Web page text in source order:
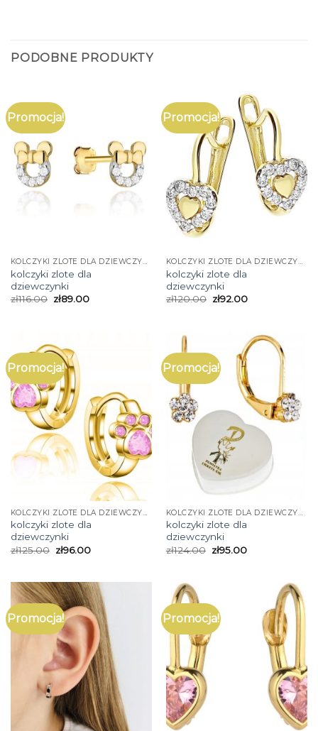
PODOBNE PRODUKTY
Promocja!
KOLCZYKI ZLOTE DLA DZIEWCZYNKI
kolczyki zlote dla
dziewczynki
zł116.00 zł89.00
Promocja!
KOLCZYKI ZLOTE DLA DZIEWCZYNKI
kolczyki zlote dla
dziewczynki
zł120.00 zł92.00
Promocja!
kolczyki zlote dla
dziewczynki
zł125.00 zł96.00
Promocja!
kolczyki zlote dla
dziewczynki
zł124.00 zł95.00
Promocja! Promocja!